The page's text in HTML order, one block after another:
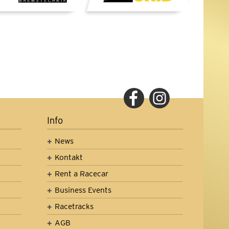
Info
News
Kontakt
Rent a Racecar
Business Events
Racetracks
AGB